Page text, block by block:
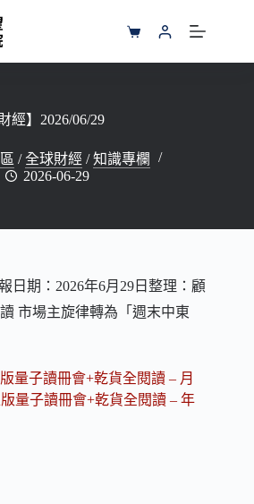
購
物
經】2026/06/29
/全球財經 /知識專欄
2026-06-29
日期：2026年6月29日整理：顧
市場主旋律轉為「週末中東
量子讀冊會+乾貨全閱讀 – 月
量子讀冊會+乾貨全閱讀 – 年